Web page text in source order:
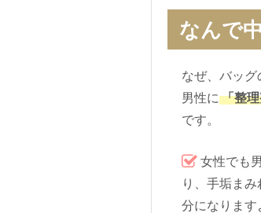
なんで
なぜ、バッ
男性に 「整
です。
女性でも
り、手垢ま
分になります